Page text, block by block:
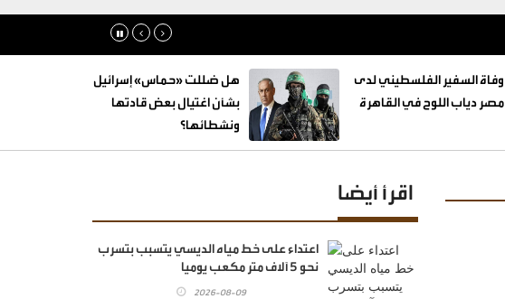
وفاة السفير الفلسطيني لدى
مصر دياب اللوح في القاهرة
هل ضللت «حماس» إسرائيل
بشأن اغتيال بعض قادتها
ونشطائها؟
اقرأ أيضا
اعتداء على خط مياه الديسي يتسبب بتسرب
نحو 5 آلاف متر مكعب يوميا
2026-08-09